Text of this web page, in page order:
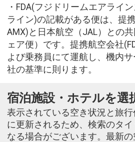
・FDA(フジドリームエアライ
ライン)の記載がある便は、提携
AMX)と日本航空（JAL）との
ェア便）です。提携航空会社
よび乗務員にて運航し、機内
社の基準に則ります。
宿泊施設・ホテルを選
表示されている空き状況と旅
に更新されるため、検索のタ
なる場合がございます。最新